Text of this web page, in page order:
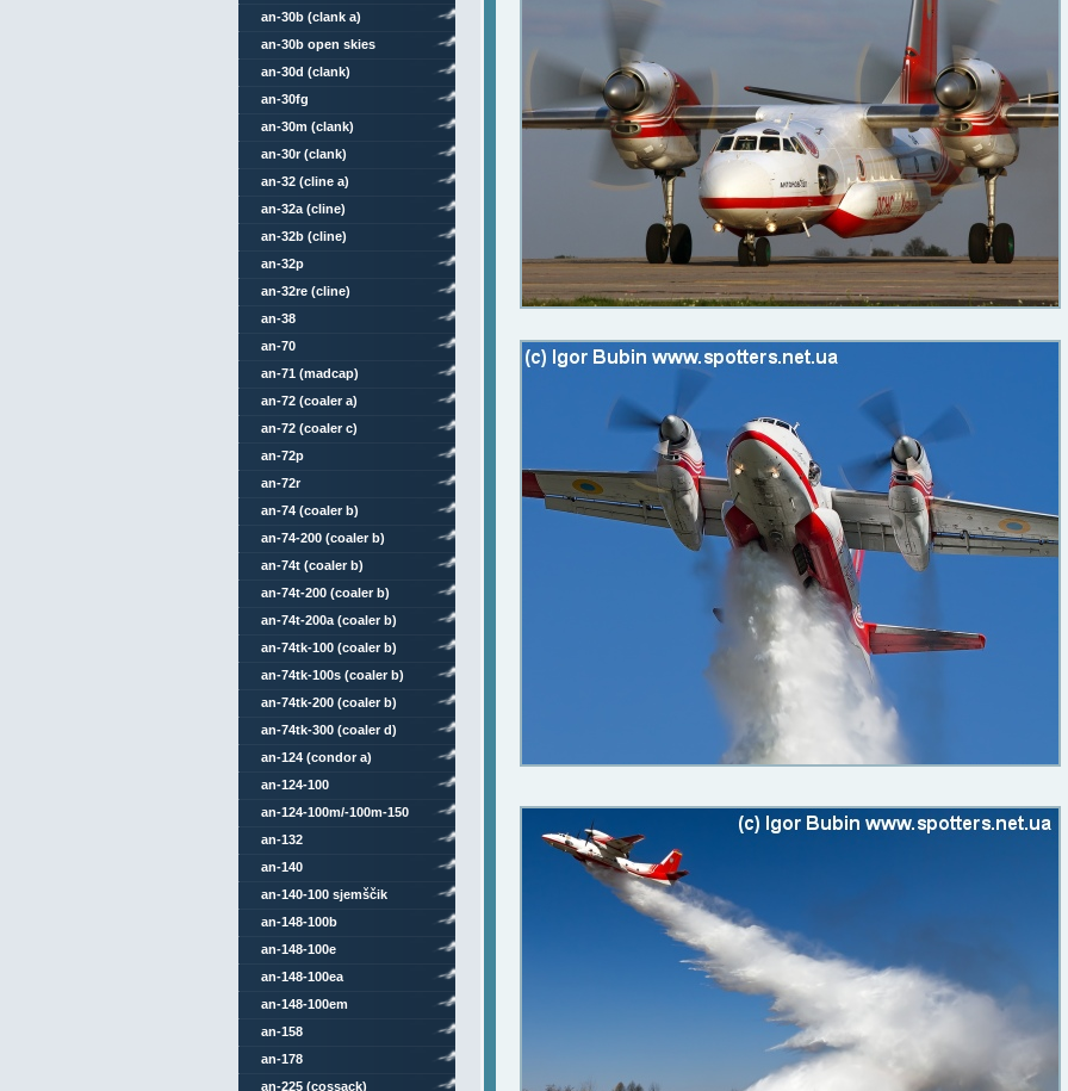
an-30b (clank a)
an-30b open skies
an-30d (clank)
an-30fg
an-30m (clank)
an-30r (clank)
an-32 (cline a)
an-32a (cline)
an-32b (cline)
an-32p
an-32re (cline)
an-38
an-70
an-71 (madcap)
an-72 (coaler a)
an-72 (coaler c)
an-72p
an-72r
an-74 (coaler b)
an-74-200 (coaler b)
an-74t (coaler b)
an-74t-200 (coaler b)
an-74t-200a (coaler b)
an-74tk-100 (coaler b)
an-74tk-100s (coaler b)
an-74tk-200 (coaler b)
an-74tk-300 (coaler d)
an-124 (condor a)
an-124-100
an-124-100m/-100m-150
an-132
an-140
an-140-100 sjemščik
an-148-100b
an-148-100e
an-148-100ea
an-148-100em
an-158
an-178
an-225 (cossack)